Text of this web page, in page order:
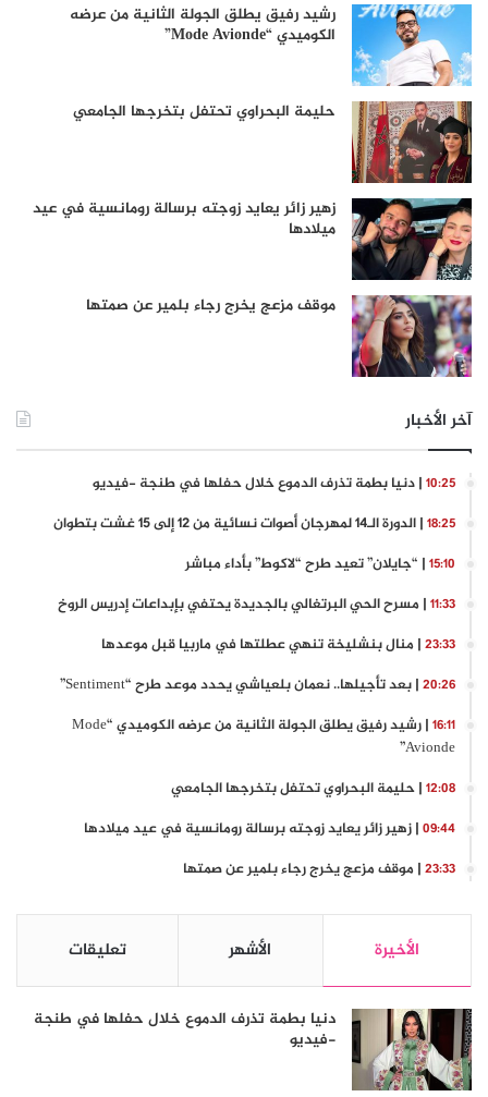
رشيد رفيق يطلق الجولة الثانية من عرضه
الكوميدي “Mode Avionde”
حليمة البحراوي تحتفل بتخرجها الجامعي
زهير زائر يعايد زوجته برسالة رومانسية في عيد
ميلادها
موقف مزعج يخرج رجاء بلمير عن صمتها
آخر الأخبار
10:25 | دنيا بطمة تذرف الدموع خلال حفلها في طنجة -فيديو
18:25 | الدورة الـ14 لمهرجان أصوات نسائية من 12 إلى 15 غشت بتطوان
15:10 | “جايلان” تعيد طرح “لاكوط” بأداء مباشر
11:33 | مسرح الحي البرتغالي بالجديدة يحتفي بإبداعات إدريس الروخ
23:33 | منال بنشليخة تنهي عطلتها في ماربيا قبل موعدها
20:26 | بعد تأجيلها.. نعمان بلعياشي يحدد موعد طرح “Sentiment”
16:11
| رشيد رفيق يطلق الجولة الثانية من عرضه الكوميدي “Mode
Avionde”
12:08 | حليمة البحراوي تحتفل بتخرجها الجامعي
09:44 | زهير زائر يعايد زوجته برسالة رومانسية في عيد ميلادها
23:33 | موقف مزعج يخرج رجاء بلمير عن صمتها
الأخيرة الأشهر تعليقات
دنيا بطمة تذرف الدموع خلال حفلها في طنجة
-فيديو